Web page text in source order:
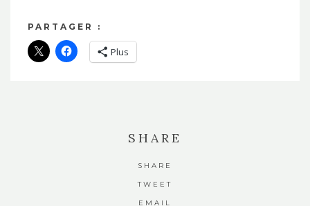
PARTAGER :
Plus
SHARE
SHARE
TWEET
EMAIL